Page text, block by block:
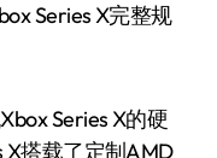
Series X完整规
Series X的硬
X搭载了定制AMD